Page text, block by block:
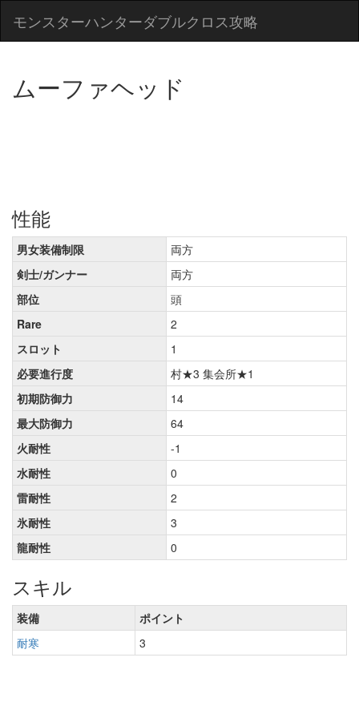
モンスターハンターダブルクロス攻略
ムーファヘッド
性能
男女装備制限
両方
剣士/ガンナー
両方
部位
頭
Rare
2
スロット
1
必要進行度
村★3 集会所★1
初期防御力
14
最大防御力
64
火耐性
-1
水耐性
0
雷耐性
2
氷耐性
3
龍耐性
0
スキル
装備
ポイント
耐寒
3